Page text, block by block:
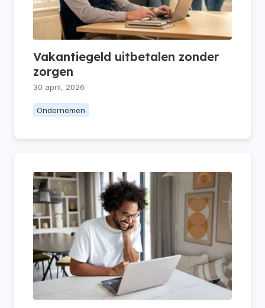
Vakantiegeld uitbetalen zonder
zorgen
30 april, 2026
Ondernemen